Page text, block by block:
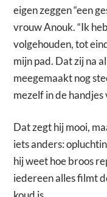
eigen zeggen “een
vrouw Anouk. “Ik
volgehouden, tot
mijn pad. Dat zij na
meegemaakt nog
mezelf in de handjes
Dat zegt hij mooi,
iets anders:
hij weet hoe broos
iedereen alles filmt